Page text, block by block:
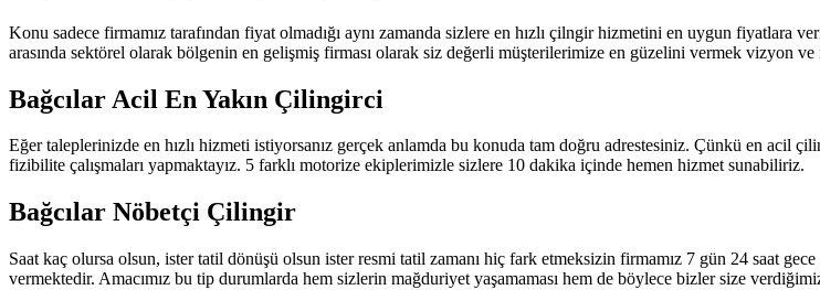
Konu sadece firmamız tarafından fiyat olmadığı aynı zamanda sizlere en hızlı çilngir hizmetini en uygun
arasında sektörel olarak bölgenin en gelişmiş firması olarak siz değerli müşterilerimize en güzelini vermek vizyon
Bağcılar Acil En Yakın Çilingirci
Eğer taleplerinizde en hızlı hizmeti istiyorsanız gerçek anlamda bu konuda tam doğru adrestesiniz. Çünkü en acil
fizibilite çalışmaları yapmaktayız. 5 farklı motorize ekiplerimizle sizlere 10 dakika içinde hemen hizmet sunabiliriz.
Bağcılar Nöbetçi Çilingir
Saat kaç olursa olsun, ister tatil dönüşü olsun ister resmi tatil zamanı hiç fark etmeksizin firmamız 7 gün 24 saat
vermektedir. Amacımız bu tip durumlarda hem sizlerin mağduriyet yaşamaması hem de böylece bizler size